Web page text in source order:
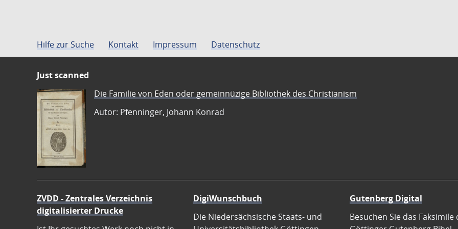
Hilfe zur Suche Kontakt Impressum Datenschutz
Just scanned
Die Familie von Eden oder gemeinnüzige Bibliothek des Christianism
Autor: Pfenninger, Johann Konrad
ZVDD - Zentrales Verzeichnis
digitalisierter Drucke
DigiWunschbuch
Die Niedersächsische Staats- und
Gutenberg Digital
Besuchen Sie das Faksimile